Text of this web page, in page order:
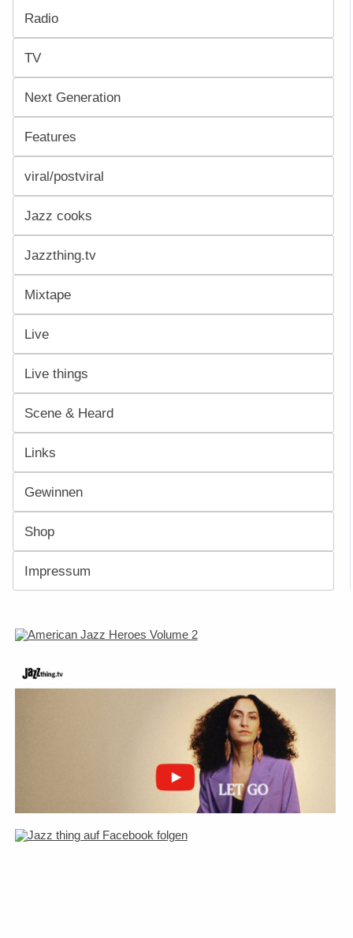
Radio
TV
Next Generation
Features
viral/postviral
Jazz cooks
Jazzthing.tv
Mixtape
Live
Live things
Scene & Heard
Links
Gewinnen
Shop
Impressum